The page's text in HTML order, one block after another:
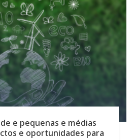
e pequenas e médias
e oportunidades para